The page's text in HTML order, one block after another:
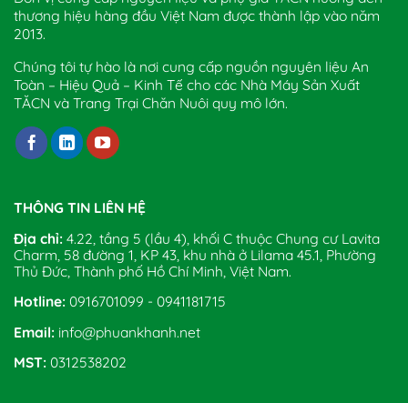
thương hiệu hàng đầu Việt Nam được thành lập vào năm
2013.
Chúng tôi tự hào là nơi cung cấp nguồn nguyên liệu An
Toàn – Hiệu Quả – Kinh Tế cho các Nhà Máy Sản Xuất
TĂCN và Trang Trại Chăn Nuôi quy mô lớn.
THÔNG TIN LIÊN HỆ
Địa chỉ: 4.22, tầng 5 (lầu 4), khối C thuộc Chung cư Lavita
Charm, 58 đường 1, KP 43, khu nhà ở Lilama 45.1, Phường
Thủ Đức, Thành phố Hồ Chí Minh, Việt Nam.
Hotline: 0916701099 - 0941181715
Email: info@phuankhanh.net
MST: 0312538202